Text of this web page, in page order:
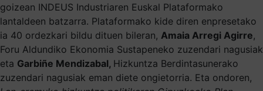
goizean INDEUS Industriaren Euskal Plataformako
lantaldeen batzarra. Plataformako kide diren enpresetako
ia 40 ordezkari bildu dituen bileran, Amaia Arregi Agirre,
Foru Aldundiko Ekonomia Sustapeneko zuzendari nagusiak
eta Garbiñe Mendizabal, Hizkuntza Berdintasunerako
zuzendari nagusiak eman diete ongietorria. Eta ondoren,